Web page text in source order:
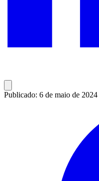
Publicado: 6 de maio de 2024